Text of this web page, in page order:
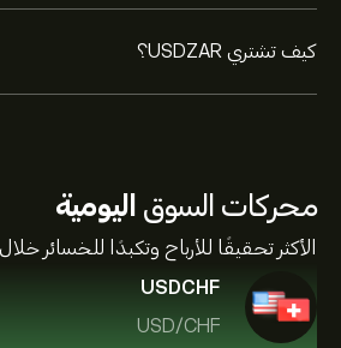
كيف تشتري USDZAR؟
محركات السوق اليومية
الأكثر تحقيقًا للأرباح وتكبدًا للخسائر
USDCHF
USD/CHF